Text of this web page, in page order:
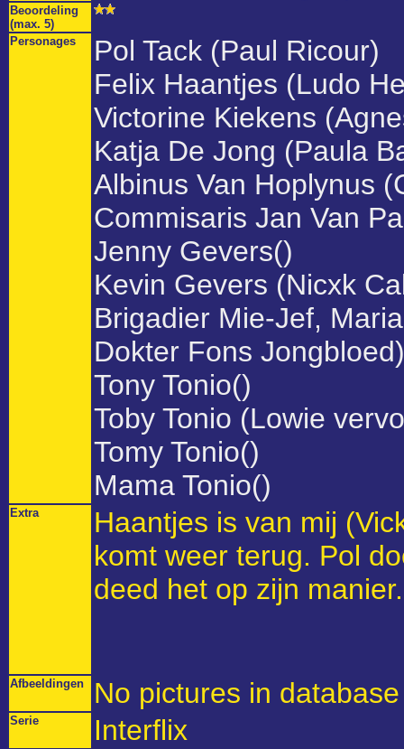
Beoordeling
(max. 5)
Personages
Pol Tack (Paul Ricour)
Felix Haantjes (Ludo
Victorine Kiekens
Katja De Jong (Paula
Albinus Van Hoplynus
Commisaris Jan Van
Jenny Gevers()
Kevin Gevers (Nicxk
Brigadier Mie-Jef,
Dokter Fons Jongbloed)
Tony Tonio()
Toby Tonio (Lowie
Tomy Tonio()
Mama Tonio()
Extra
Haantjes is van mij
komt weer terug. Pol
deed het op zijn manier.
Afbeeldingen No pictures in
Serie Interflix